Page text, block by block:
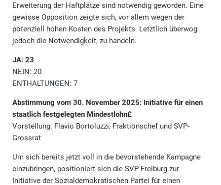
Erweiterung der Haftplätze sind notwendig geworden. Eine
gewisse Opposition zeigte sich, vor allem wegen der
potenziell hohen Kosten des Projekts. Letztlich überwog
jedoch die Notwendigkeit, zu handeln.
JA: 23
NEIN: 20
ENTHALTUNGEN: 7
Abstimmung vom 30. November 2025: Initiative für einen
staatlich festgelegten Mindestlohn£
Vorstellung: Flavio Bortoluzzi, Fraktionschef und SVP-
Grossrat
Um sich bereits jetzt voll in die bevorstehende Kampagne
einzubringen, positioniert sich die SVP Freiburg zur
Initiative der Sozialdemokratischen Partei für einen